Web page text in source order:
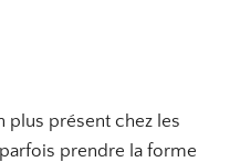
plus présent chez les
prendre la forme